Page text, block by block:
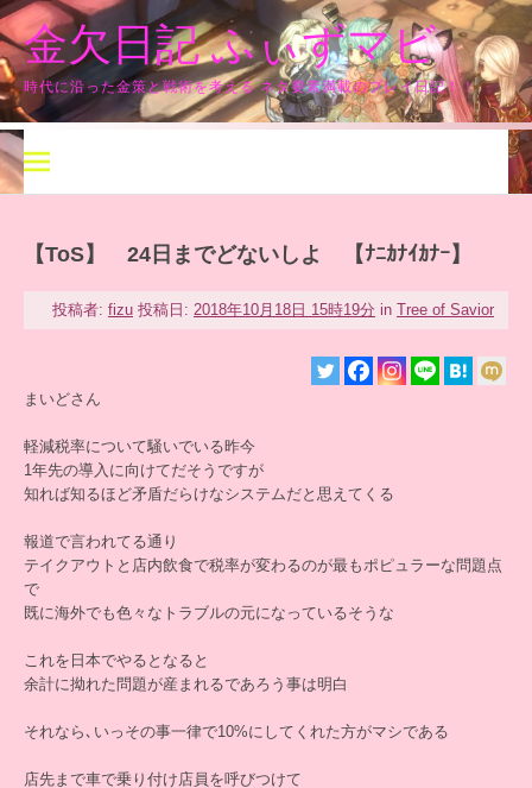
コ
ン
テ
ン
ツ
へ
ス
キ
ッ
金欠日記 ふぃずマビ
時代に沿った金策と戦術を考える ネタ要素満載のプレイ日記！！
【ToS】 24日までどないしよ 【ﾅﾆｶﾅｲｶﾅｰ】
投稿者: fizu 投稿日: 2018年10月18日 15時19分 in Tree of Savior
まいどさん
軽減税率について騒いでいる昨今
1年先の導入に向けてだそうですが
知れば知るほど矛盾だらけなシステムだと思えてくる
報道で言われてる通り
テイクアウトと店内飲食で税率が変わるのが最もポピュラーな問題点
で
既に海外でも色々なトラブルの元になっているそうな
これを日本でやるとなると
余計に拗れた問題が産まれるであろう事は明白
それなら､いっその事一律で10%にしてくれた方がマシである
店先まで車で乗り付け店員を呼びつけて